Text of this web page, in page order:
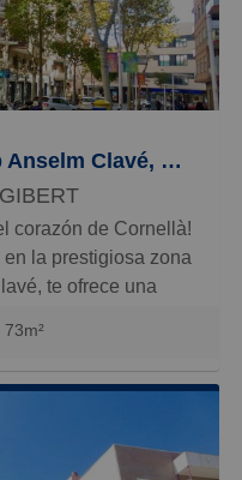
Piso en Rambla de Josep Anselm Clavé, Centre
la prestigiosa zona
te ofrece una
y estilo. Con 73
de tres
y una individual,
de momentos
73m²